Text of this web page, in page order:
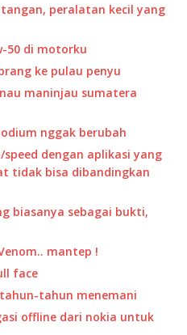
peralatan kecil yang
50 di motorku
ke pulau penyu
maninjau sumatera
nggak berubah
dengan aplikasi yang
tidak bisa dibandingkan
biasanya sebagai bukti,
mantep !
face
tahun menemani
offline dari nokia untuk